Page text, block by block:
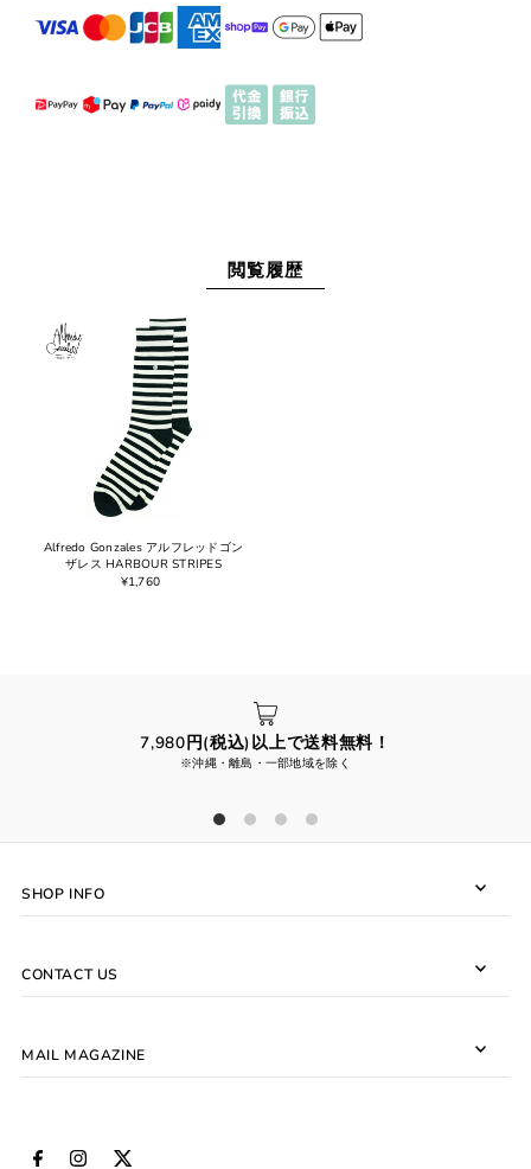
閲覧履歴
Alfredo Gonzales アルフレッドゴン
ザレス HARBOUR STRIPES
¥1,760
7,980円(税込)以上で送料無料！
※沖縄・離島・一部地域を除く
SHOP INFO
CONTACT US
MAIL MAGAZINE